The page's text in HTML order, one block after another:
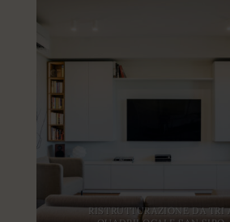
RISTRUTTURAZIONE DA TRI